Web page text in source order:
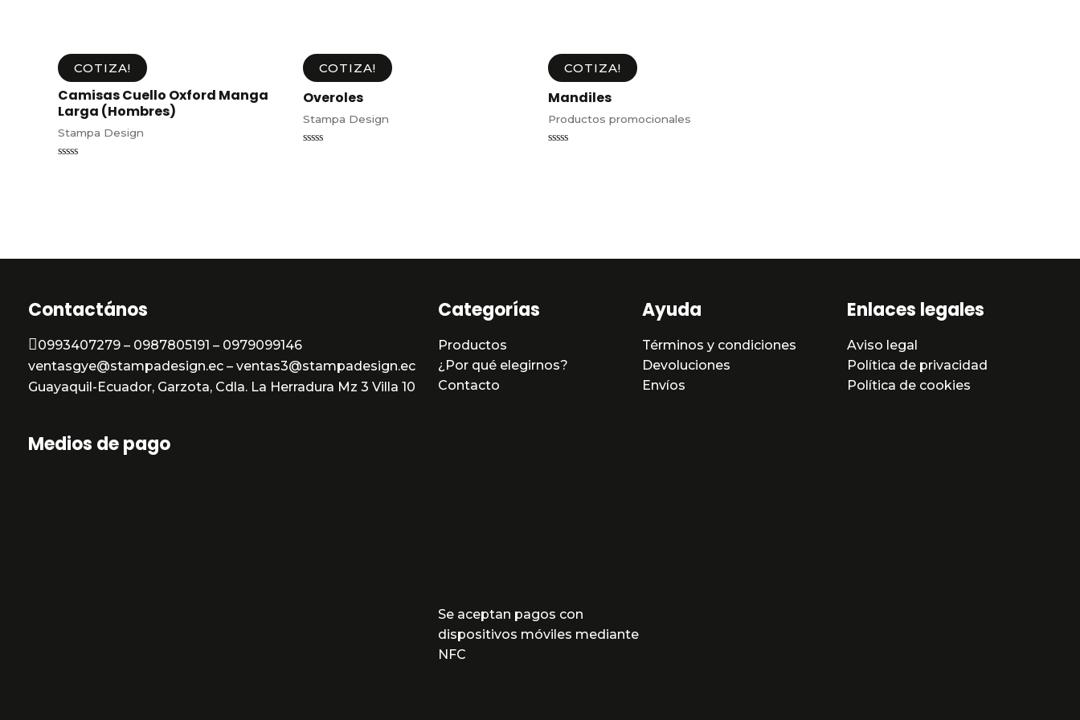
COTIZA!
Camisas Cuello Oxford Manga
Larga (Hombres)
Stampa Design
COTIZA!
Overoles
Stampa Design
COTIZA!
Mandiles
Productos promocionales
Contactános
0993407279 – 0987805191 – 0979099146
ventasgye@stampadesign.ec – ventas3@stampadesign.ec
Guayaquil-Ecuador, Garzota, Cdla. La Herradura Mz 3 Villa 10
Medios de pago
Categorías
Productos
¿Por qué elegirnos?
Contacto
Se aceptan pagos con
dispositivos móviles mediante
NFC
Ayuda
Términos y condiciones
Devoluciones
Envíos
Enlaces legales
Aviso legal
Política de privacidad
Política de cookies